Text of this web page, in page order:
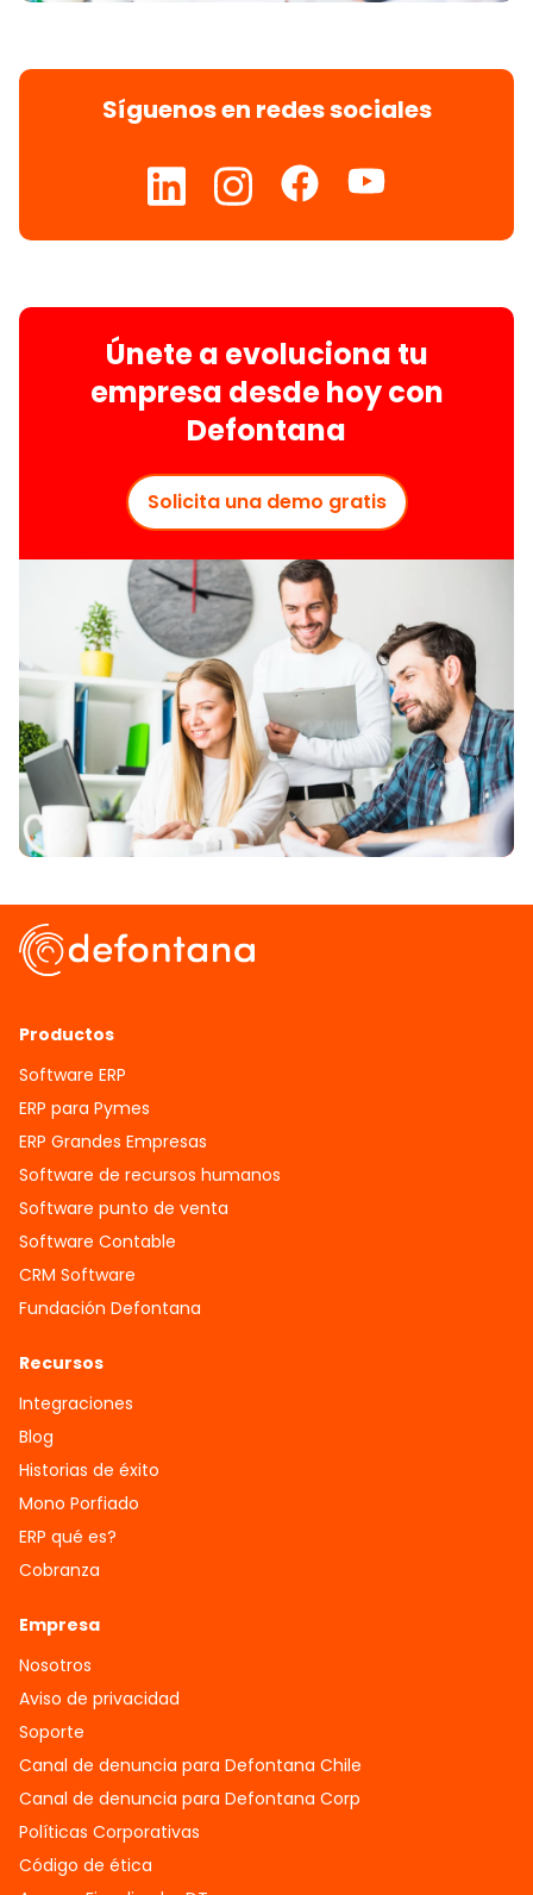
Síguenos en redes sociales
Únete a evoluciona tu
empresa desde hoy con
Defontana
Solicita una demo gratis
Productos
Software ERP
ERP para Pymes
ERP Grandes Empresas
Software de recursos humanos
Software punto de venta
Software Contable
CRM Software
Fundación Defontana
Recursos
Integraciones
Blog
Historias de éxito
Mono Porfiado
ERP qué es?
Cobranza
Empresa
Nosotros
Aviso de privacidad
Soporte
Canal de denuncia para Defontana Chile
Canal de denuncia para Defontana Corp
Políticas Corporativas
Código de ética